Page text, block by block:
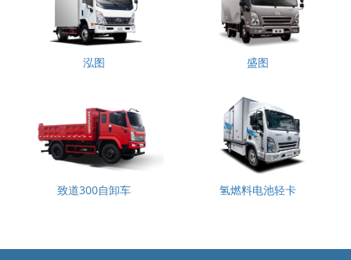
泓图 盛图
致道300自卸车 氢燃料电池轻卡